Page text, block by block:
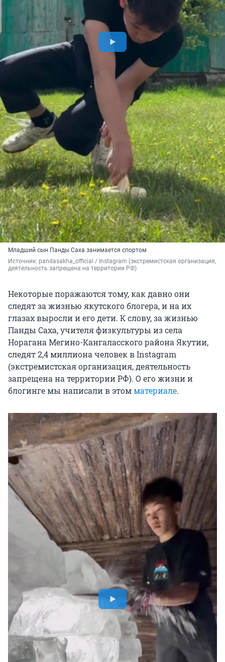
Младший сын Панды Саха занимается спортом
Источник: pandasakha_official / Instagram (экстремистская организация,
деятельность запрещена на территории РФ)
Некоторые поражаются тому, как давно они
следят за жизнью якутского блогера, и на их
глазах выросли и его дети. К слову, за жизнью
Панды Саха, учителя физкультуры из села
Норагана Мегино-Кангаласского района Якутии,
следят 2,4 миллиона человек в Instagram
(экстремистская организация, деятельность
запрещена на территории РФ). О его жизни и
блогинге мы написали в этомматериале.